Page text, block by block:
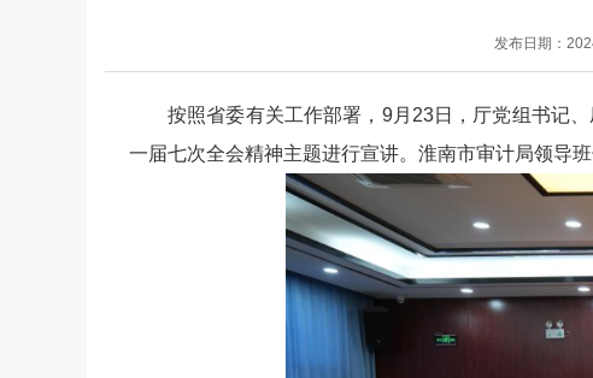
发布日期：
按照省委有关工作部署，9月23日，厅党组书记
一届七次全会精神主题进行宣讲。淮南市审计局领导